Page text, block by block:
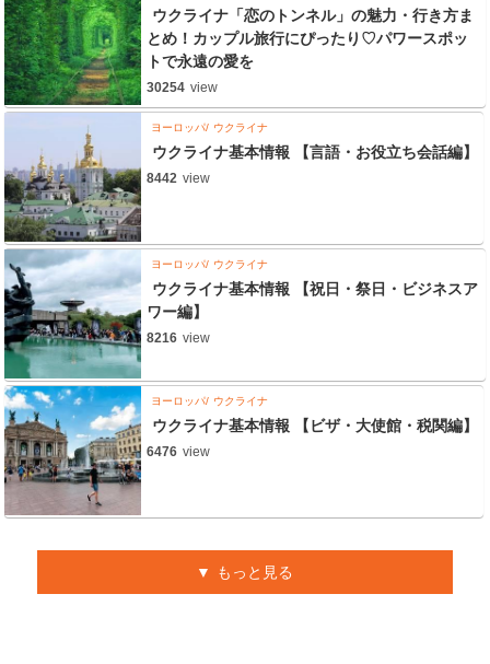
ウクライナ「恋のトンネル」の魅力・行き方ま
とめ！カップル旅行にぴったり♡パワースポッ
トで永遠の愛を
30254 view
ヨーロッパ ウクライナ
ウクライナ基本情報 【言語・お役立ち会話編】
8442 view
ヨーロッパ ウクライナ
ウクライナ基本情報 【祝日・祭日・ビジネスア
ワー編】
8216 view
ヨーロッパ ウクライナ
ウクライナ基本情報 【ビザ・大使館・税関編】
6476 view
もっと見る